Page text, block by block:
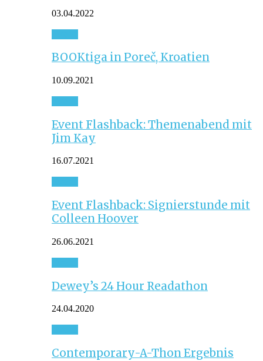
03.04.2022
BOOKtiga in Poreč, Kroatien
10.09.2021
Event Flashback: Themenabend mit
Jim Kay
16.07.2021
Event Flashback: Signierstunde mit
Colleen Hoover
26.06.2021
Dewey’s 24 Hour Readathon
24.04.2020
Contemporary-A-Thon Ergebnis